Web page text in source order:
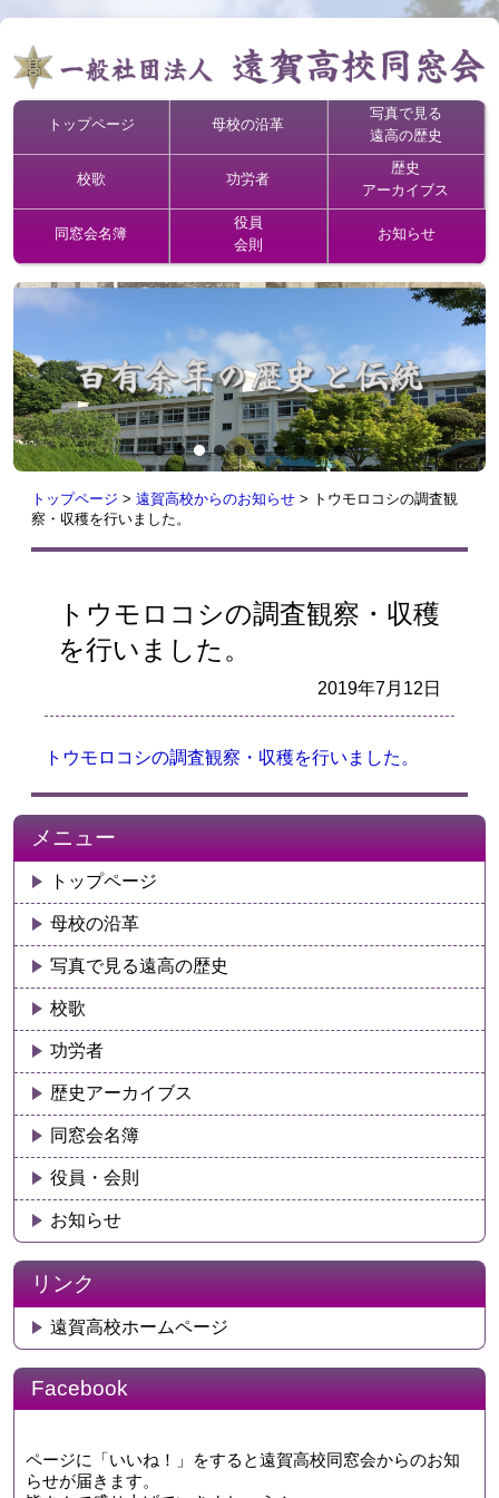
トップページ 母校の沿革
写真で見る
遠高の歴史
校歌 功労者
歴史
アーカイブス
同窓会名簿
役員
会則
お知らせ
トップページ > 遠賀高校からのお知らせ > トウモロコシの調査観
察・収穫を行いました。
トウモロコシの調査観察・収穫
を行いました。
2019年7月12日
トウモロコシの調査観察・収穫を行いました。
メニュー
トップページ
母校の沿革
写真で見る遠高の歴史
校歌
功労者
歴史アーカイブス
同窓会名簿
役員・会則
お知らせ
リンク
遠賀高校ホームページ
Facebook
ページに「いいね！」をすると遠賀高校同窓会からのお知
らせが届きます。